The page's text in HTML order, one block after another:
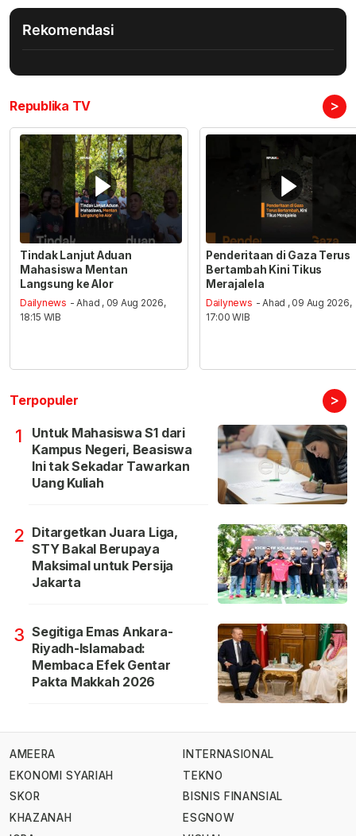
Rekomendasi
Republika TV >
Tindak Lanjut Aduan
Mahasiswa Mentan
Langsung ke Alor
Dailynews - Ahad , 09 Aug 2026,
18:15 WIB
Penderitaan di Gaza Terus
Bertambah Kini Tikus
Merajalela
Dailynews - Ahad , 09 Aug 2026,
17:00 WIB
Terpopuler >
1
Untuk Mahasiswa S1 dari
Kampus Negeri, Beasiswa
Ini tak Sekadar Tawarkan
Uang Kuliah
2 Ditargetkan Juara Liga,
STY Bakal Berupaya
Maksimal untuk Persija
Jakarta
3 Segitiga Emas Ankara-
Riyadh-Islamabad:
Membaca Efek Gentar
Pakta Makkah 2026
AMEERA
EKONOMI SYARIAH
SKOR
KHAZANAH
INTERNASIONAL
TEKNO
BISNIS FINANSIAL
ESGNOW